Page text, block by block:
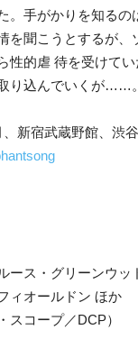
。手がかりを知るの
を聞こうとするが
性的虐 待を受けて
り込んでいくが……。
新宿武蔵野館、渋
ース・グリーンウ
ィオールドン ほか
スコープ／DCP）